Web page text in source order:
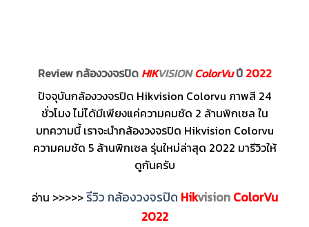
Review กล้องวงจรปิด HIKVISIONColorVuปี 2022
ปัจจุบันกล้องวงจรปิด Hikvision Colorvu ภาพสี 24
ชั่วโมง ไม่ได้มีเพียงแค่ความคมชัด 2 ล้านพิกเซล ใน
บทความนี้ เราจะนำกล้องวงจรปิด Hikvision Colorvu
ความคมชัด 5 ล้านพิกเซล รุ่นใหม่ล่าสุด 2022 มารีวิวให้
ดูกันครับ
อ่าน >>>>>รีวิว กล้องวงจรปิด Hikvision ColorVu
2022